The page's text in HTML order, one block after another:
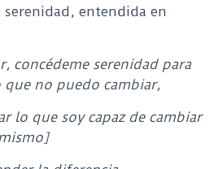
entendida en
concédeme serenidad para
no puedo cambiar,
lo que soy capaz de cambiar